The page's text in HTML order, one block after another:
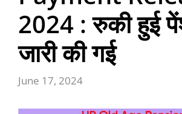
2024 : रुकी हुई
जारी की गई
June 17, 2024